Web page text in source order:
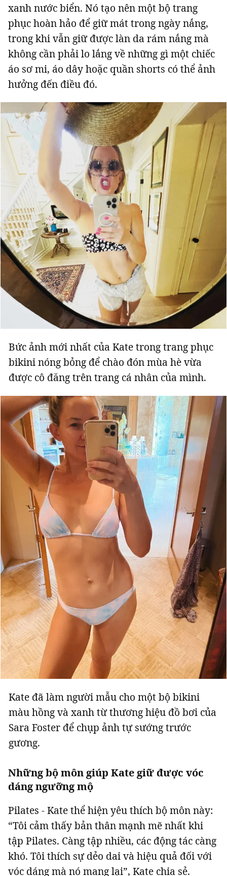
xanh nước biển. Nó tạo nên một bộ trang
phục hoàn hảo để giữ mát trong ngày nắng,
trong khi vẫn giữ được làn da rám nắng mà
không cần phải lo lắng về những gì một chiếc
áo sơ mi, áo dây hoặc quần shorts có thể ảnh
hưởng đến điều đó.
Bức ảnh mới nhất của Kate trong trang phục
bikini nóng bỏng để chào đón mùa hè vừa
được cô đăng trên trang cá nhân của mình.
Kate đã làm người mẫu cho một bộ bikini
màu hồng và xanh từ thương hiệu đồ bơi của
Sara Foster để chụp ảnh tự sướng trước
gương.
Những bộ môn giúp Kate giữ được vóc
dáng ngưỡng mộ
Pilates - Kate thể hiện yêu thích bộ môn này:
“Tôi cảm thấy bản thân mạnh mẽ nhất khi
tập Pilates. Càng tập nhiều, các động tác càng
khó. Tôi thích sự dẻo dai và hiệu quả đối với
vóc dáng mà nó mang lại”, Kate chia sẻ.